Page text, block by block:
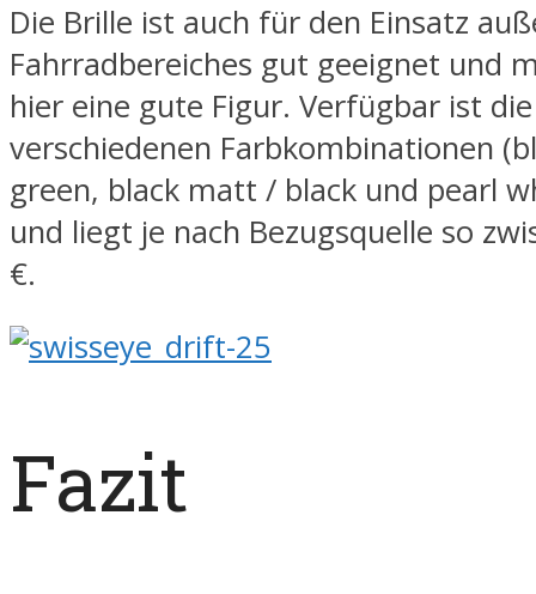
Die Brille ist auch für den Einsatz
Fahrradbereiches gut geeignet und
hier eine gute Figur. Verfügbar ist
verschiedenen Farbkombinationen
green, black matt / black und pearl
und liegt je nach Bezugsquelle so
€.
Fazit